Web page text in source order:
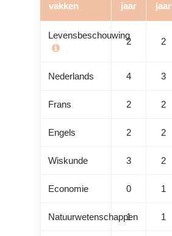
vakken
jaar
jaar
Levensbeschouwing
2 2
Nederlands 4 3
Frans 2 2
Engels 2 2
Wiskunde 3 2
Economie 0 1
Natuurwetenschappen
1 1